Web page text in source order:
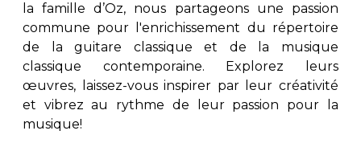
PARTITIONS POUR AUTRES
INSTRUMENTS
PARTITIONS POUR ENSEMBLES
Ensemble de
Orchestre de guitares
Concerto pour
Guitare et un autre
Musique de chambre
la famille d’Oz, nous partageons une passion
commune pour l'enrichissement du répertoire
de la guitare classique et de la musique
classique contemporaine. Explorez leurs
œuvres, laissez-vous inspirer par leur créativité
et vibrez au rythme de leur passion pour la
musique!